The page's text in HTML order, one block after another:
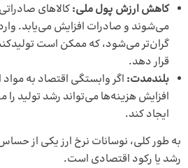
کاهش ارزش پول ملی:کالاهای
می‌شوند و صادرات افزایش می‌یابد.
گران‌تر می‌شود، که ممکن است
قرار دهد.
بلندمدت: اگر وابستگی اقتصاد به مواد
افزایش هزینه‌ها می‌تواند رشد تولید
ایجاد کند.
به طور کلی، نوسانات نرخ ارز یکی از
رشد یا رکود اقتصادی است.